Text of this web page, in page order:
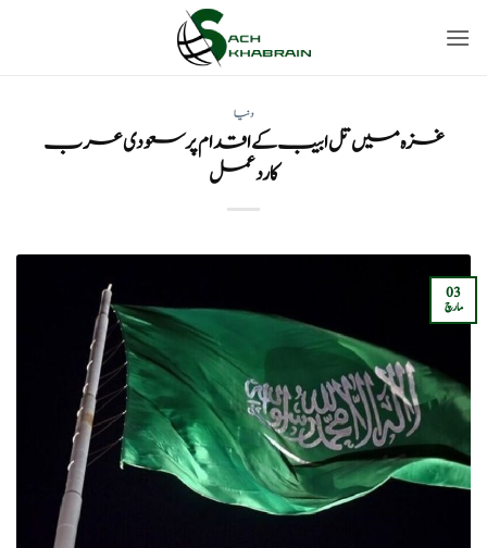
دنیا
غزہ میں تل ابیب کے اقدام پر سعودی عرب
کا ردعمل
03
مارچ